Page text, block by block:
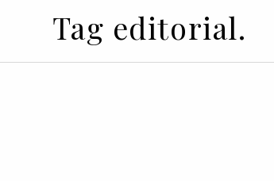
Tag editorial.